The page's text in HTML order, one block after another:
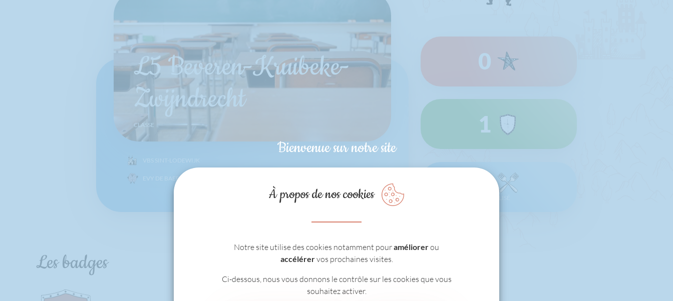
L5 Beveren-Kruibeke-
Zwijndrecht
CLASSE
VBS SINT-LODEWIJK
EVY DE BAERE
0
1
0
Les badges
Bienvenue sur notre site
À propos de nos cookies
Notre site utilise des cookies notamment pouraméliorerou
accélérervos prochaines visites.
Ci-dessous, nous vous donnons le contrôle sur les cookies que vous
souhaitez activer.